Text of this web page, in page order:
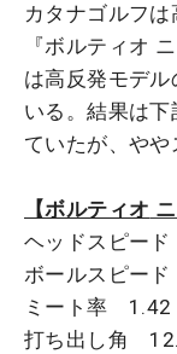
カタナゴルフは
『ボルティオ
は高反発モデ
いる。結果は
ていたが、やや
【ボルティオ
ヘッドスピー
ボールスピー
ミート率 1.42
打ち出し角